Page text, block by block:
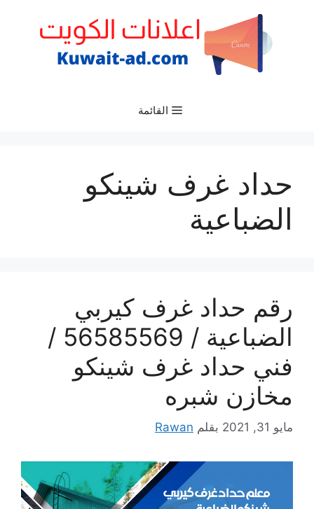
القائمة
حداد غرف شينكو
الضباعية
رقم حداد غرف كيربي
الضباعية / 56585569 /
فني حداد غرف شينكو
مخازن شبره
مايو 31, 2021 بقلم Rawan